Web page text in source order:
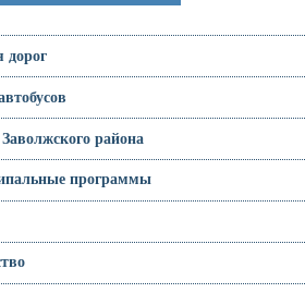
дорог
района
программы